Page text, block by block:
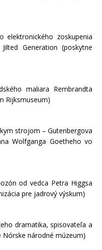
elektronického zoskupenia
Generation (poskytne
maliara Rembrandta
Rijksmuseum)
strojom – Gutenbergova
Wolfganga Goetheho vo
od vedca Petra Higgsa
pre jadrový výskum)
dramatika, spisovateľa a
Nórske národné múzeum)